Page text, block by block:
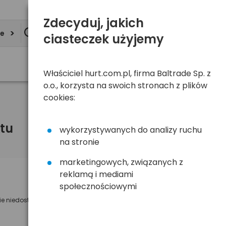
niedostępny
Powiadom mnie o dostępności
Zdecyduj, jakich
ciasteczek użyjemy
Właściciel hurt.com.pl, firma Baltrade Sp. z
o.o., korzysta na swoich stronach z plików
cookies:
wykorzystywanych do analizy ruchu
na stronie
marketingowych, związanych z
reklamą i mediami
społecznościowymi